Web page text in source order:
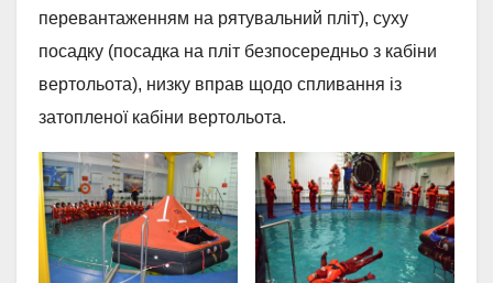
перевантаженням на рятувальний пліт), суху
посадку (посадка на пліт безпосередньо з кабіни
вертольота), низку вправ щодо спливання із
затопленої кабіни вертольота.